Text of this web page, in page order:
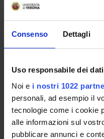
Consenso Dettagli
Uso responsabile dei dati
Noi e i nostri 1022
personali, ad esempio il
tecnologie come i cookie
alle informazioni sul
pubblicare annunci e
servizi utili che
procedure amministrative,
Entra in MyUnivr con le
della tua segreteria via
MYUNIVR